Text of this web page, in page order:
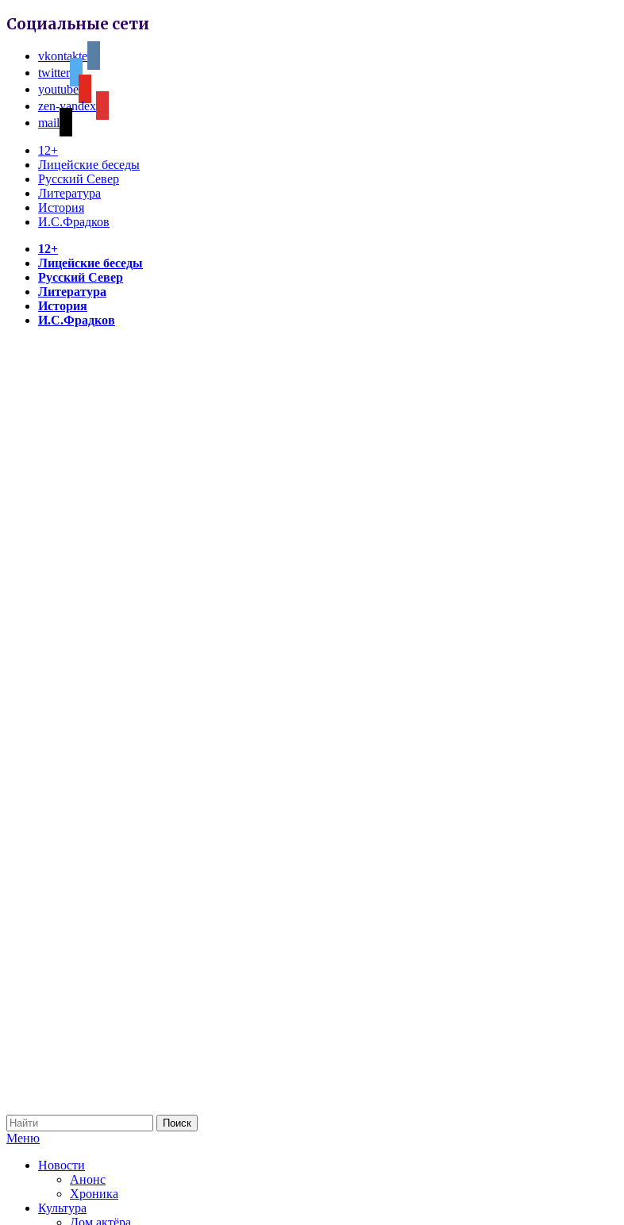
Социальные сети
vkontakte
twitter
youtube
zen-yandex
mail
12+
Лицейские беседы
Русский Север
Литература
История
И.С.Фрадков
12+
Лицейские беседы
Русский Север
Литература
История
И.С.Фрадков
Меню
Новости
Анонс
Хроника
Культура
Дом актёра